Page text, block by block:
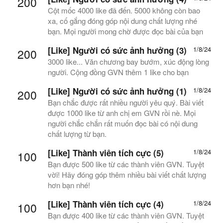
Cột mốc 4000 like đã đến. 5000 không còn bao
xa, cố gắng đóng góp nội dung chất lượng nhé
bạn. Mọi người mong chờ được đọc bài của bạn
200 1/8/24
[Like] Người có sức ảnh hưởng (3)
3000 like... Văn chương bay bướm, xúc động lòng
người. Cộng đồng GVN thêm 1 like cho bạn
200 1/8/24
[Like] Người có sức ảnh hưởng (1)
Bạn chắc được rất nhiều người yêu quý. Bài viết
được 1000 like từ anh chị em GVN rồi nè. Mọi
người chắc chắn rất muốn đọc bài có nội dung
chất lượng từ bạn.
100 1/8/24
[Like] Thành viên tích cực (5)
Bạn được 500 like từ các thành viên GVN. Tuyệt
vời! Hãy đóng góp thêm nhiều bài viết chất lượng
hơn bạn nhé!
100 1/8/24
[Like] Thành viên tích cực (4)
Bạn được 400 like từ các thành viên GVN. Tuyệt